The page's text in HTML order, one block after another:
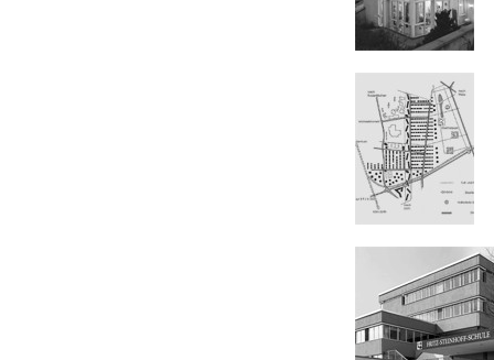
Wohnhaus
Aplerbeck /
Dortmund
Städtebaul.
Wettbewerb /
Köln